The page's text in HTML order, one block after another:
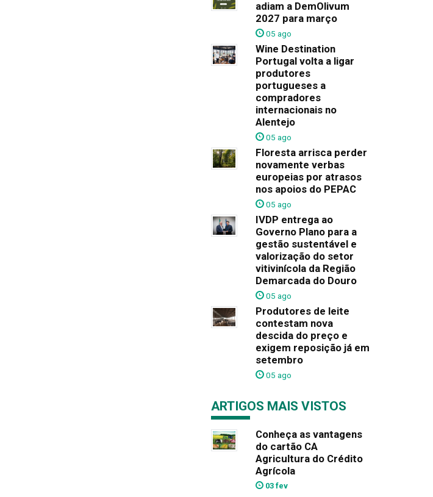
adiam a DemOlivum
2027 para março
05 ago
Wine Destination
Portugal volta a ligar
produtores
portugueses a
compradores
internacionais no
Alentejo
05 ago
Floresta arrisca perder
novamente verbas
europeias por atrasos
nos apoios do PEPAC
05 ago
IVDP entrega ao
Governo Plano para a
gestão sustentável e
valorização do setor
vitivinícola da Região
Demarcada do Douro
05 ago
Produtores de leite
contestam nova
descida do preço e
exigem reposição já em
setembro
05 ago
ARTIGOS MAIS VISTOS
Conheça as vantagens
do cartão CA
Agricultura do Crédito
Agrícola
03 fev